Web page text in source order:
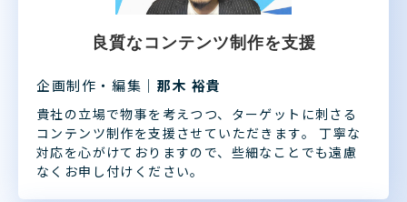
良質なコンテンツ制作を支援
企画制作・編集 ｜那木 裕貴
貴社の立場で物事を考えつつ、ターゲットに刺さる
コンテンツ制作を支援させていただきます。 丁寧な
対応を心がけておりますので、些細なことでも遠慮
なくお申し付けください。